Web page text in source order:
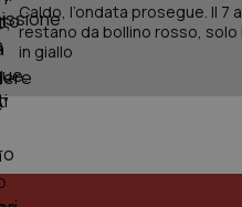
Caldo, l’ondata prosegue. Il 7
restano da bollino rosso, solo
in giallo
PHPSESSID